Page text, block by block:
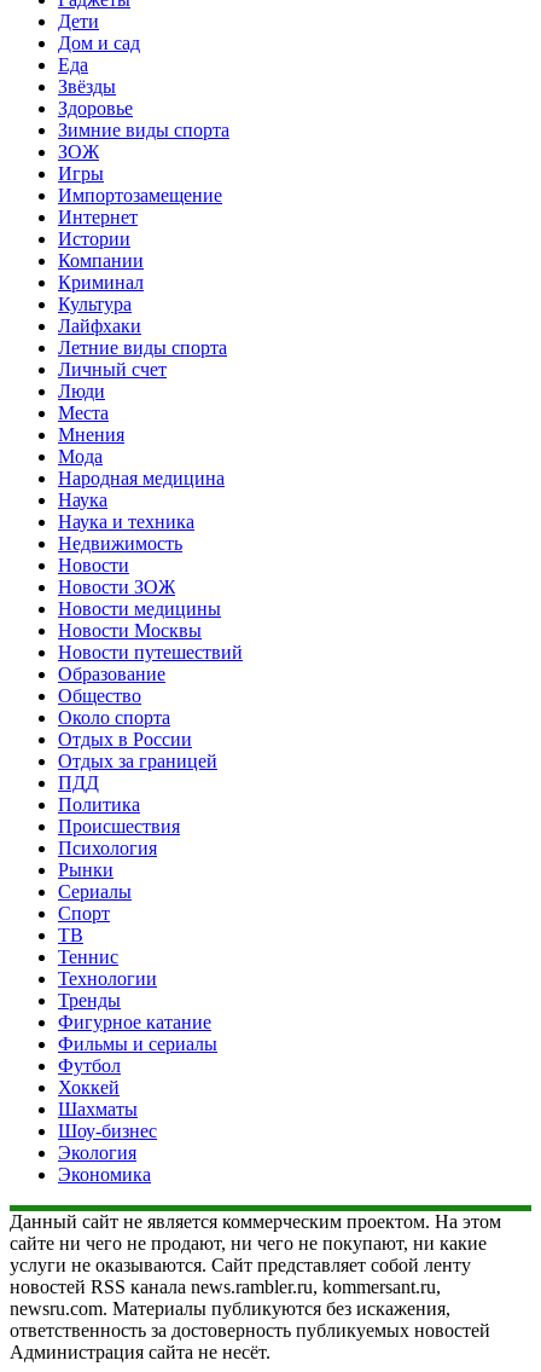
Дети
Дом и сад
Еда
Звёзды
Здоровье
Зимние виды спорта
ЗОЖ
Игры
Импортозамещение
Интернет
Истории
Компании
Криминал
Культура
Лайфхаки
Летние виды спорта
Личный счет
Люди
Места
Мнения
Мода
Народная медицина
Наука
Наука и техника
Недвижимость
Новости
Новости ЗОЖ
Новости медицины
Новости Москвы
Новости путешествий
Образование
Общество
Около спорта
Отдых в России
Отдых за границей
ПДД
Политика
Происшествия
Психология
Рынки
Сериалы
Спорт
ТВ
Теннис
Технологии
Тренды
Фигурное катание
Фильмы и сериалы
Футбол
Хоккей
Шахматы
Шоу-бизнес
Экология
Экономика
Данный сайт не является коммерческим проектом. На этом
сайте ни чего не продают, ни чего не покупают, ни какие
услуги не оказываются. Сайт представляет собой ленту
новостей RSS канала news.rambler.ru, kommersant.ru,
newsru.com. Материалы публикуются без искажения,
ответственность за достоверность публикуемых новостей
Администрация сайта не несёт.